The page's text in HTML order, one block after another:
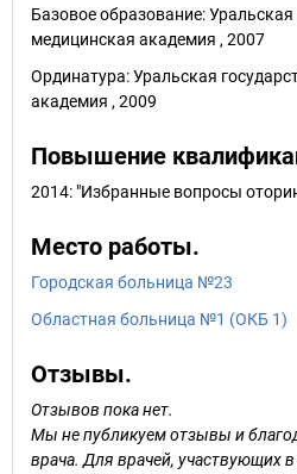
Базовое образование: Уральская
медицинская академия , 2007
Ординатура: Уральская
академия , 2009
Повышение
2014: "Избранные вопросы
Место работы.
Городская больница №23
Областная больница №1 (ОКБ 1)
Отзывы.
Отзывов пока нет.
Мы не публикуем отзывы и
врача. Для врачей, участвующих